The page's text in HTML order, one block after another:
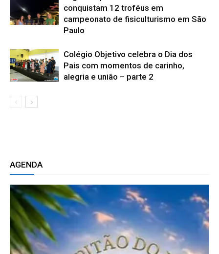
conquistam 12 troféus em
campeonato de fisiculturismo em São
Paulo
Colégio Objetivo celebra o Dia dos
Pais com momentos de carinho,
alegria e união – parte 2
AGENDA